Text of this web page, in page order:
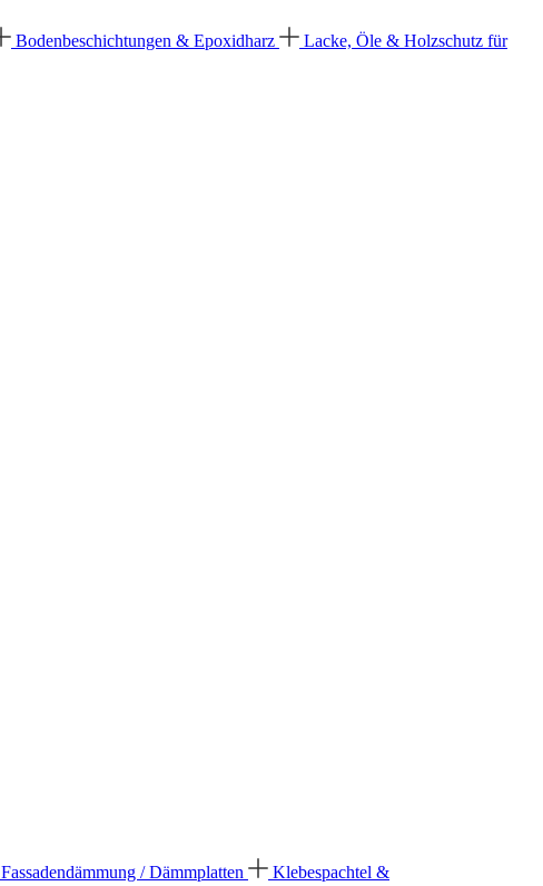
Bodenbeschichtungen & Epoxidharz
Lacke, Öle & Holzschutz für
Fassadendämmung / Dämmplatten
Klebespachtel &